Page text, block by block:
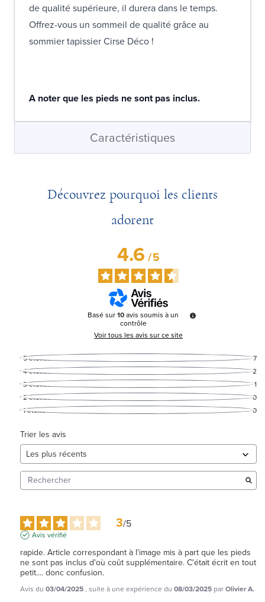
de qualité supérieure, il durera dans le temps.
Offrez-vous un sommeil de qualité grâce au
sommier tapissier Cirse Déco !
A noter que les pieds ne sont pas inclus.
Caractéristiques
Découvrez pourquoi les clients
adorent
4.6/5
Basé sur10avis soumis à un
contrôle
Voir tous les avis sur ce site
5étoiles
7
4étoiles
2
3étoiles
1
2étoiles
0
1étoile 0
Trier les avis
3/5
Avis vérifié
rapide. Article correspondant à l'image mis à part que les pieds
ne sont pas inclus d'où coût supplémentaire. C'était écrit en tout
petit.... donc confusion.
Avis du 03/04/2025, suite à une expérience du 08/03/2025 parOlivier A.